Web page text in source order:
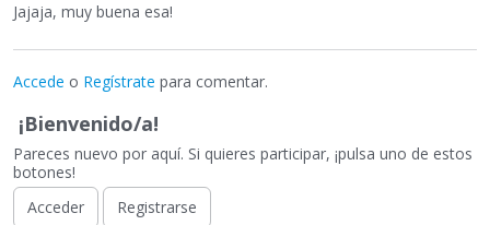
Jajaja, muy buena esa!
Accede o Regístrate para comentar.
¡Bienvenido/a!
Pareces nuevo por aquí. Si quieres participar, ¡pulsa uno de estos
botones!
Acceder
Registrarse